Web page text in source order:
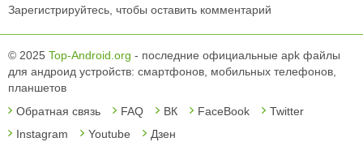
Зарегистрируйтесь, чтобы оставить комментарий
© 2025 Top-Android.org - последние официальные apk файлы
для андроид устройств: смартфонов, мобильных телефонов,
планшетов
Обратная связь
FAQ ВК FaceBook
Twitter
Instagram
Youtube Дзен